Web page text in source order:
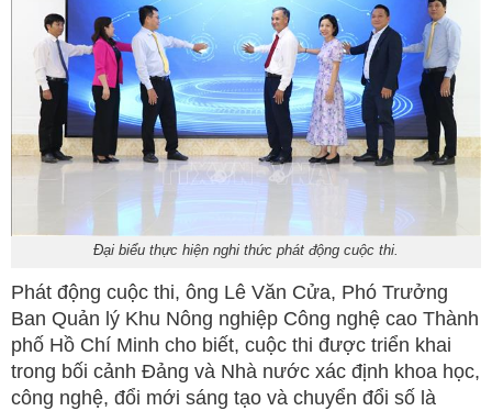
Đại biểu thực hiện nghi thức phát động cuộc thi.
Phát động cuộc thi, ông Lê Văn Cửa, Phó Trưởng
Ban Quản lý Khu Nông nghiệp Công nghệ cao Thành
phố Hồ Chí Minh cho biết, cuộc thi được triển khai
trong bối cảnh Đảng và Nhà nước xác định khoa học,
công nghệ, đổi mới sáng tạo và chuyển đổi số là